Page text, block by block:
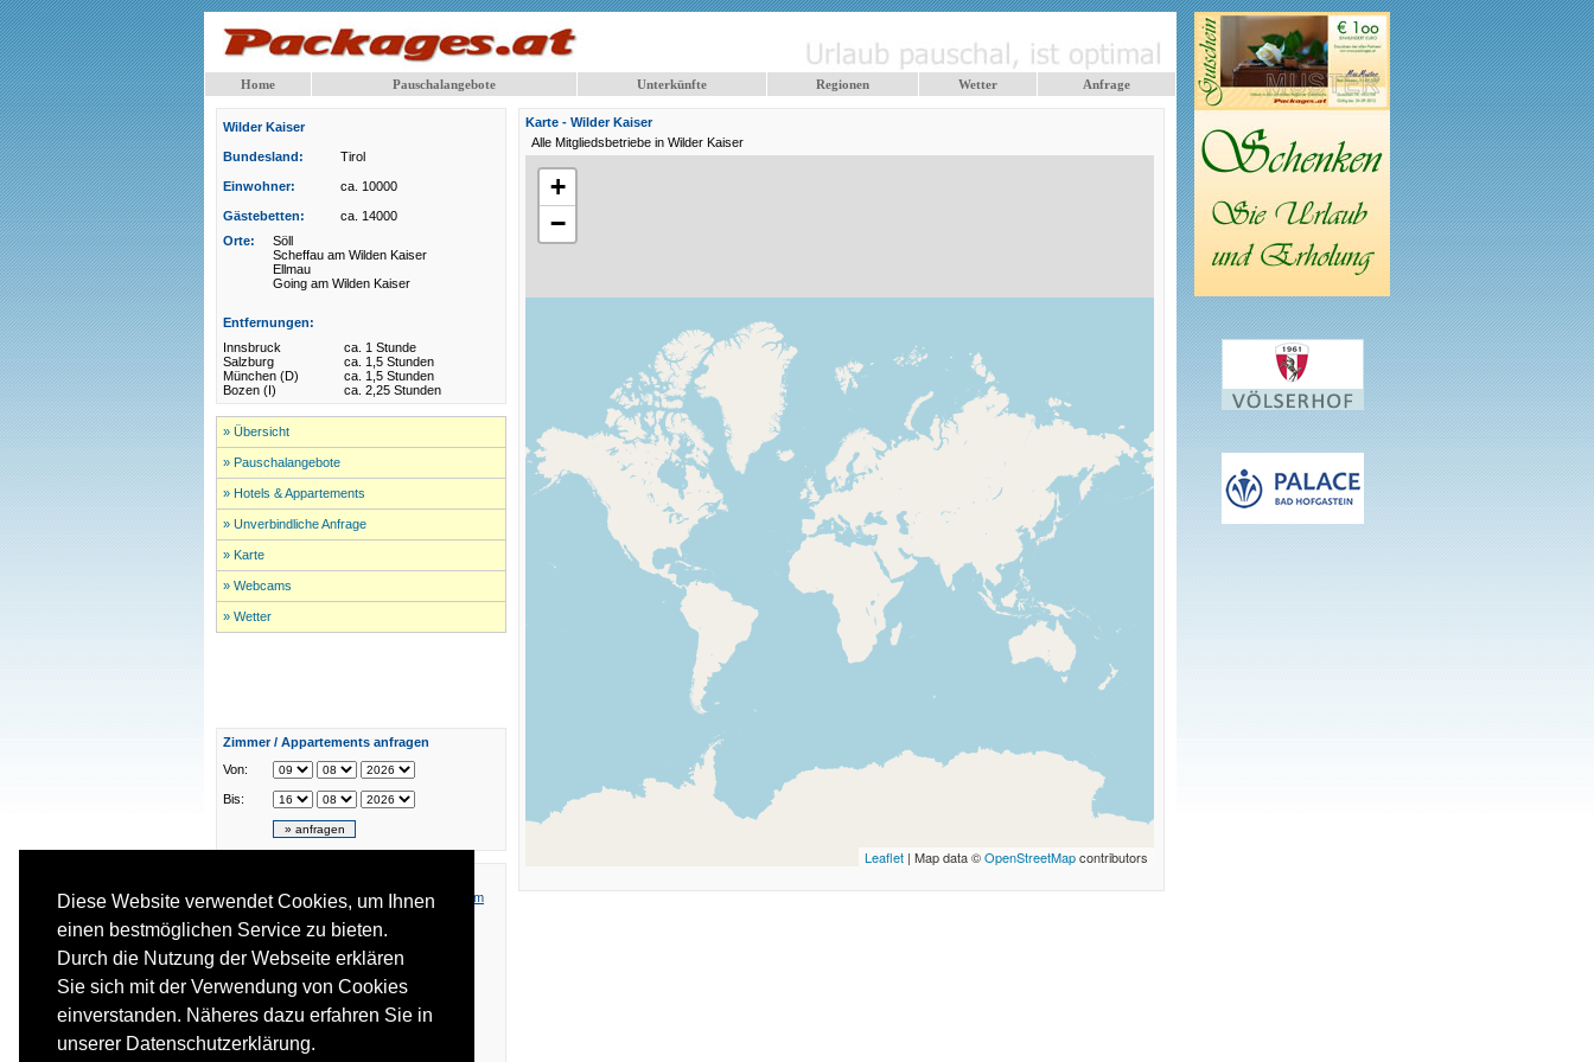
Diese Website verwendet Cookies, um Ihnen
einen bestmöglichen Service zu bieten.
Durch die Nutzung der Webseite erklären
Sie sich mit der Verwendung von Cookies
einverstanden. Näheres dazu erfahren Sie in
unserer Datenschutzerklärung.
Home Pauschalangebote Unterkünfte Regionen Wetter Anfrage
Wilder Kaiser
Bundesland: Tirol
Einwohner: ca. 10000
Gästebetten:
ca. 14000
Orte:
Söll
Scheffau am Wilden Kaiser
Ellmau
Going am Wilden Kaiser
Entfernungen:
Innsbruck
ca. 1 Stunde
Salzburg
ca. 1,5 Stunden
München (D)
ca. 1,5 Stunden
Bozen (I)
ca. 2,25 Stunden
» Übersicht
» Pauschalangebote
» Hotels & Appartements
» Unverbindliche Anfrage
» Karte
» Webcams
» Wetter
Zimmer / Appartements anfragen
Von:
Bis:
Ellmau,Going am Wilden Kaiser,Scheffau am
Wilden Kaiser,Söll
Tourismusverband Wilder Kaiser
6352 Ellmau
Tel: +43 (0) 50509
Karte - Wilder Kaiser
Alle Mitgliedsbetriebe in Wilder Kaiser
+
−
Leaflet | Map data ©OpenStreetMapcontributors